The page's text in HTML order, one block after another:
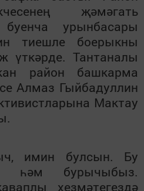
җәмәгать
урынбасары
тиешле боерыкны
үткәрде. Тантаналы
район башкарма
Алмаз Гыйбадуллин
Мактау
имин булсын. Бу
һәм бурычыбыз.
хезмәтегездә